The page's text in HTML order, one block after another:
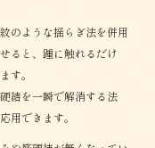
のような揺らぎ法を併用
ると、踵に触れるだけ
す。
結を一瞬で解消する法
用できます。